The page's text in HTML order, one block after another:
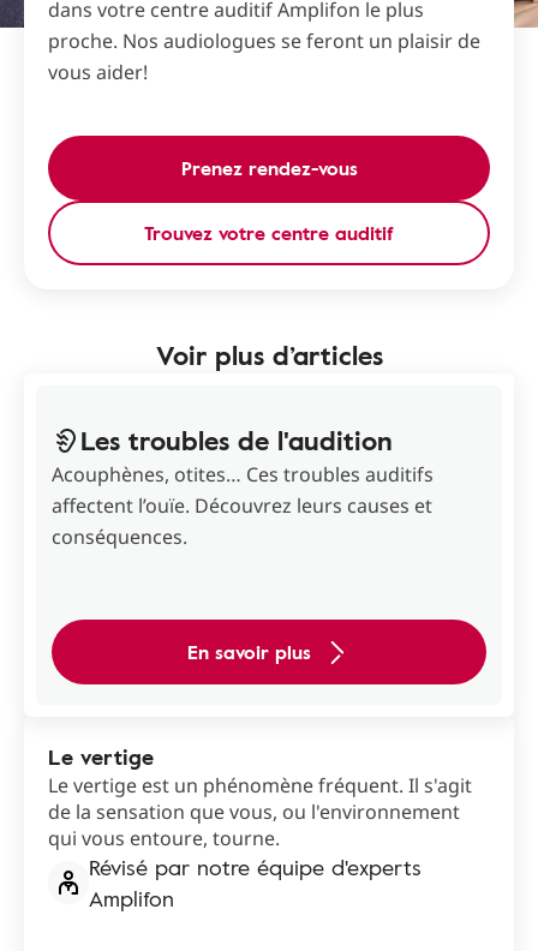
dans votre centre auditif Amplifon le plus
proche. Nos audiologues se feront un plaisir de
vous aider!
Prenez rendez-vous
Trouvez votre centre auditif
Voir plus d’articles
Les troubles de l'audition
Acouphènes, otites… Ces troubles auditifs
affectent l’ouïe. Découvrez leurs causes et
conséquences.
En savoir plus
Le vertige
Le vertige est un phénomène fréquent. Il s'agit
de la sensation que vous, ou l'environnement
qui vous entoure, tourne.
Révisé par notre équipe d'experts
Amplifon